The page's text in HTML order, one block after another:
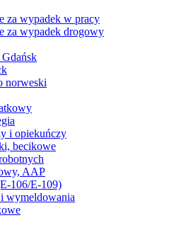
za wypadek w pracy
za wypadek drogowy
norweski
i opiekuńczy
becikowe
AAP
106/E-109)
wymeldowania